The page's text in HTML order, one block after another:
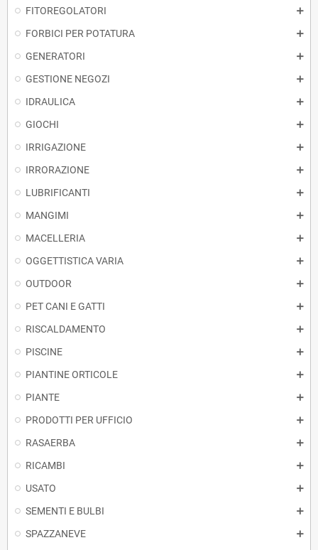
FITOREGOLATORI
FORBICI PER POTATURA
GENERATORI
GESTIONE NEGOZI
IDRAULICA
GIOCHI
IRRIGAZIONE
IRRORAZIONE
LUBRIFICANTI
MANGIMI
MACELLERIA
OGGETTISTICA VARIA
OUTDOOR
PET CANI E GATTI
RISCALDAMENTO
PISCINE
PIANTINE ORTICOLE
PIANTE
PRODOTTI PER UFFICIO
RASAERBA
RICAMBI
USATO
SEMENTI E BULBI
SPAZZANEVE